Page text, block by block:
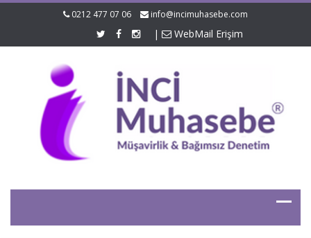
0212 477 07 06 info@incimuhasebe.com
| WebMail Erişim